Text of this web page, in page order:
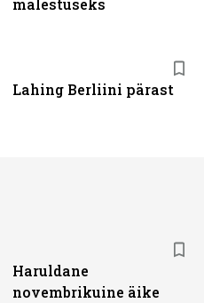
mälestuseks
Lahing Berliini pärast
Haruldane
novembrikuine äike